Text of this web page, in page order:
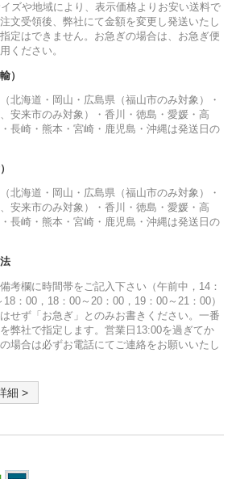
ズや地域により、表示価格よりお安い送料で
文受領後、弊社にて金額を変更し発送いたし
定はできません。お急ぎの場合は、お急ぎ便
ください。
）
北海道・岡山・広島県（福山市のみ対象）・
安来市のみ対象）・香川・徳島・愛媛・高
長崎・熊本・宮崎・鹿児島・沖縄は発送日の
北海道・岡山・広島県（福山市のみ対象）・
安来市のみ対象）・香川・徳島・愛媛・高
長崎・熊本・宮崎・鹿児島・沖縄は発送日の
考欄に時間帯をご記入下さい（午前中，14：
：00，18：00～20：00，19：00～21：00）
せず「お急ぎ」とのみお書きください。一番
弊社で指定します。営業日13:00を過ぎてか
場合は必ずお電話にてご連絡をお願いいたし
細 >